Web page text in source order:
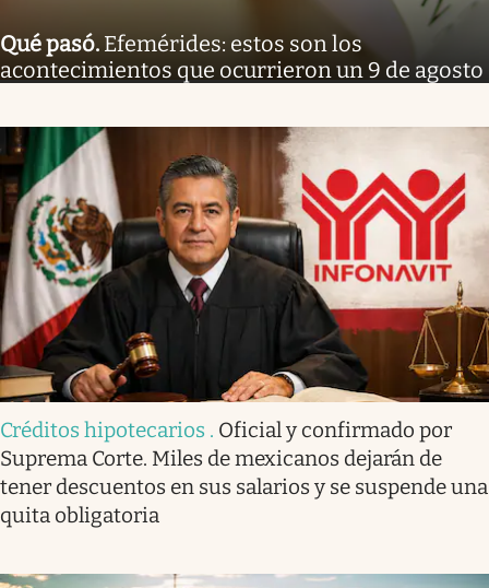
Qué pasó. Efemérides: estos son los
acontecimientos que ocurrieron un 9 de agosto
Créditos hipotecarios . Oficial y confirmado por
Suprema Corte. Miles de mexicanos dejarán de
tener descuentos en sus salarios y se suspende una
quita obligatoria